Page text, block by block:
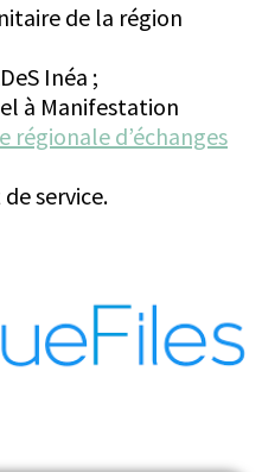
de la région
Inéa ;
à Manifestation
régionale d’échanges
service.